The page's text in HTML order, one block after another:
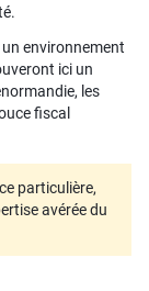
environnement
ici un
les
fiscal
particulière,
avérée du